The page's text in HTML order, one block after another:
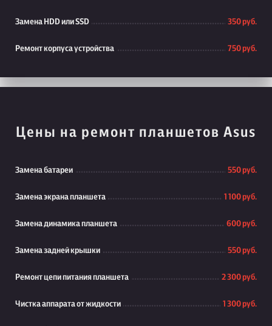
Замена HDD или SSD 350 руб.
Ремонт корпуса устройства 750 руб.
Цены на ремонт планшетов Asus
Замена батареи 550 руб.
Замена экрана планшета 1 100 руб.
Замена динамика планшета 600 руб.
Замена задней крышки 550 руб.
Ремонт цепи питания планшета 2 300 руб.
Чистка аппарата от жидкости 1 300 руб.